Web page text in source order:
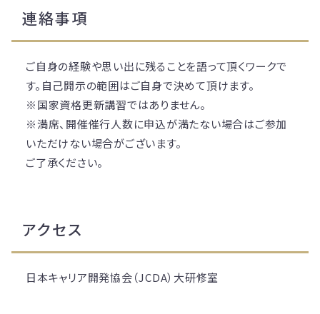
連絡事項
ご自身の経験や思い出に残ることを語って頂くワークで
す。自己開示の範囲はご自身で決めて頂けます。
※国家資格更新講習ではありません。
※満席、開催催行人数に申込が満たない場合はご参加
いただけない場合がございます。
ご了承ください。
アクセス
日本キャリア開発協会（JCDA）大研修室